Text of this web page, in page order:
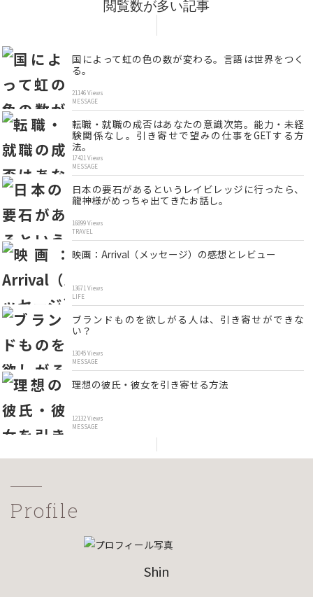
閲覧数が多い記事
国によって虹の色の数が変わる。言語は世界をつく
る。
21146 Views
MESSAGE
転職・就職の成否はあなたの意識次第。能力・未経
験関係なし。引き寄せで望みの仕事をGETする方
法。
17421 Views
MESSAGE
日本の要石があるというレイビレッジに行ったら、
龍神様がめっちゃ出てきたお話し。
16899 Views
TRAVEL
映画：Arrival（メッセージ）の感想とレビュー
13671 Views
LIFE
ブランドものを欲しがる人は、引き寄せができな
い？
13045 Views
MESSAGE
理想の彼氏・彼女を引き寄せる方法
12132 Views
MESSAGE
Profile
Shin